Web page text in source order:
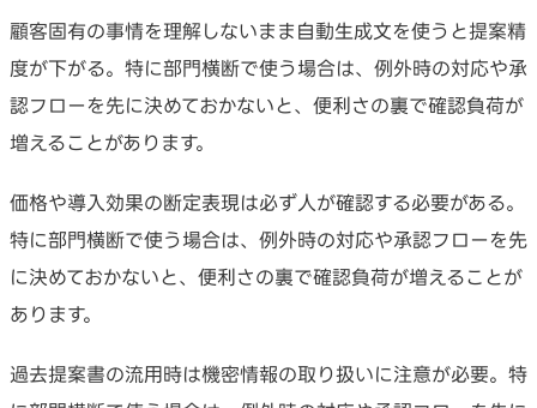
顧客固有の事情を理解しないまま自動生成文を使うと提案精
度が下がる。特に部門横断で使う場合は、例外時の対応や承
認フローを先に決めておかないと、便利さの裏で確認負荷が
増えることがあります。
価格や導入効果の断定表現は必ず人が確認する必要がある。
特に部門横断で使う場合は、例外時の対応や承認フローを先
に決めておかないと、便利さの裏で確認負荷が増えることが
あります。
過去提案書の流用時は機密情報の取り扱いに注意が必要。特